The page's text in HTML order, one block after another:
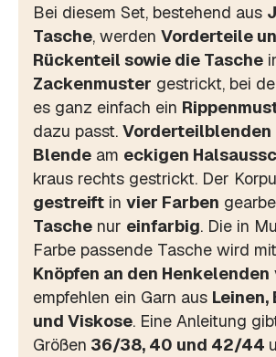
Bei diesem Set, bestehend aus
Tasche, werden Vorderteile
Rückenteil sowie die Tasche
Zackenmuster gestrickt, bei
es ganz einfach ein
dazu passt. Vorderteilblenden
Blende am eckigen
kraus rechts gestrickt. Der
gestreift in vier Farben
Tasche nur einfarbig. Die in
Farbe passende Tasche wird mit
Knöpfen an den Henkelenden
empfehlen ein Garn aus Leinen,
und Viskose. Eine Anleitung
Größen 36/38, 40 und 42/44